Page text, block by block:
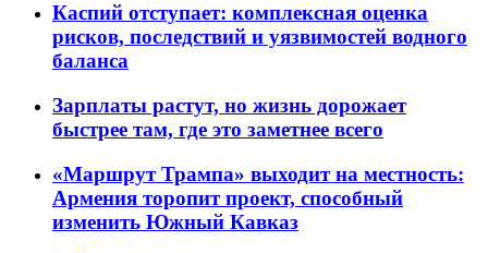
Каспий отступает: комплексная оценка
рисков, последствий и уязвимостей водного
баланса
Зарплаты растут, но жизнь дорожает
быстрее там, где это заметнее всего
«Маршрут Трампа» выходит на местность:
Армения торопит проект, способный
изменить Южный Кавказ